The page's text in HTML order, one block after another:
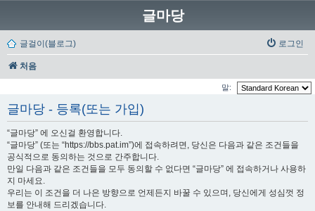
글마당
글걸이(블로그) 로그인
처음
말:
글마당 - 등록(또는 가입)
“글마당” 에 오신걸 환영합니다.
“글마당” (또는 “https://bbs.pat.im”)에 접속하려면, 당신은 다음과 같은 조건들을
공식적으로 동의하는 것으로 간주합니다.
만일 다음과 같은 조건들을 모두 동의할 수 없다면 “글마당” 에 접속하거나 사용하
지 마세요.
우리는 이 조건을 더 나은 방향으로 언제든지 바꿀 수 있으며, 당신에게 성심껏 정
보를 안내해 드리겠습니다.